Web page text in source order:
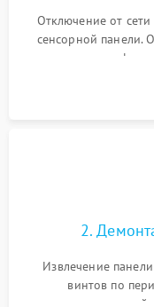
Отключение от
сенсорной панели.
проверка
клиента о
2.
Извлечение
винтов по